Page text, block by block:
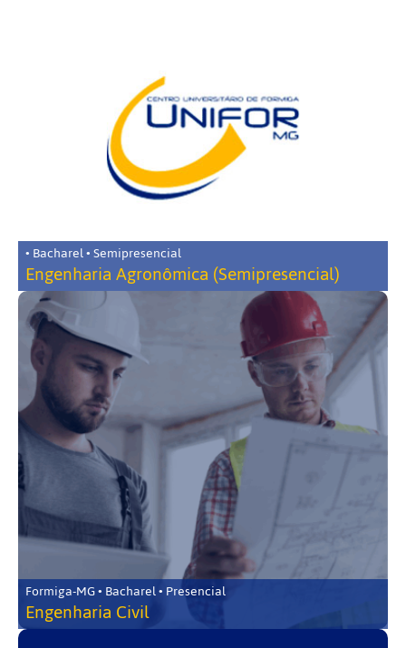
• Bacharel • Semipresencial
Engenharia Agronômica (Semipresencial)
Formiga-MG • Bacharel • Presencial
Engenharia Civil